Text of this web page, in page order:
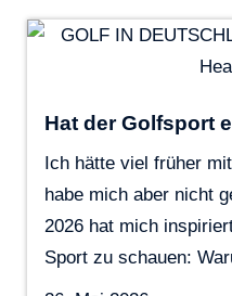
Hat der Golfsport
Ich hätte viel früher
habe mich aber nicht
2026 hat mich
Sport zu schauen: